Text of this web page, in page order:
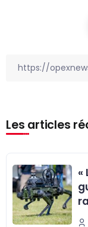
Les articles
«